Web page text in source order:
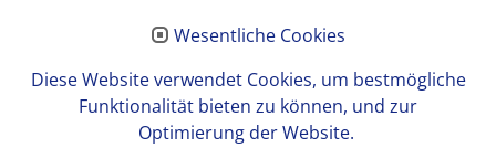
Wesentliche Cookies
Diese Website verwendet Cookies, um bestmögliche
Funktionalität bieten zu können, und zur
Optimierung der Website.